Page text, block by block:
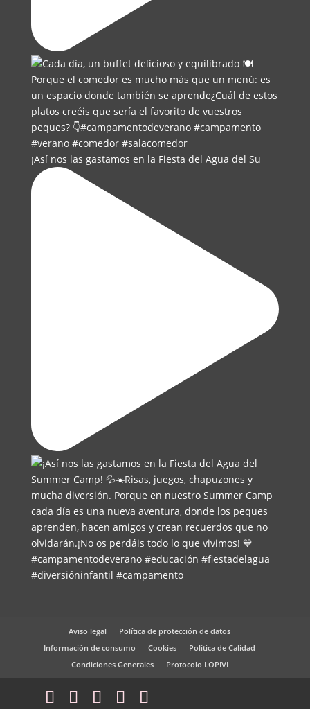
¡Así nos las gastamos en la Fiesta del Agua del Su
Aviso legal
Política de protección de datos
Información de consumo
Cookies
Política de Calidad
Condiciones Generales
Protocolo LOPIVI